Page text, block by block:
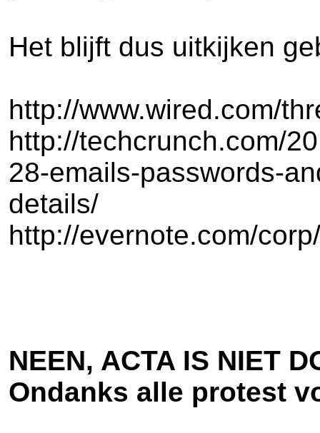
Het blijft dus uitkijken
http://www.wired.com/
http://techcrunch.com/
28-emails-passwords-
details/
http://evernote.com/
NEEN, ACTA IS NIET
Ondanks alle protest